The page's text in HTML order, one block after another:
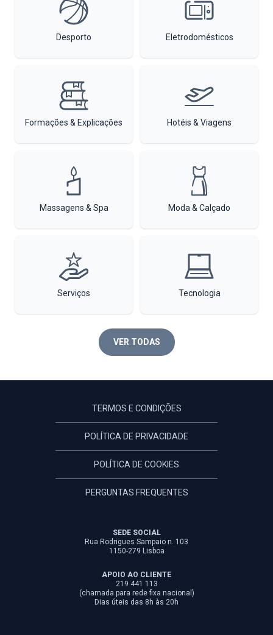
Desporto Eletrodomésticos
Formações & Explicações Hotéis & Viagens
Massagens & Spa Moda & Calçado
Serviços Tecnologia
VER TODAS
TERMOS E CONDIÇÕES
POLÍTICA DE PRIVACIDADE
POLÍTICA DE COOKIES
PERGUNTAS FREQUENTES
SEDE SOCIAL
Rua Rodrigues Sampaio n. 103
1150-279 Lisboa
APOIO AO CLIENTE
219 441 113
(chamada para rede fixa nacional)
Dias úteis das 8h às 20h